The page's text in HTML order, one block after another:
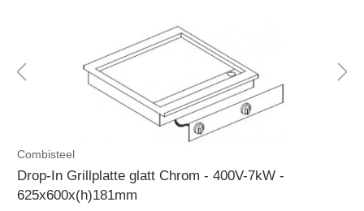
Combisteel
Drop-In Grillplatte glatt Chrom - 400V-7kW -
625x600x(h)181mm